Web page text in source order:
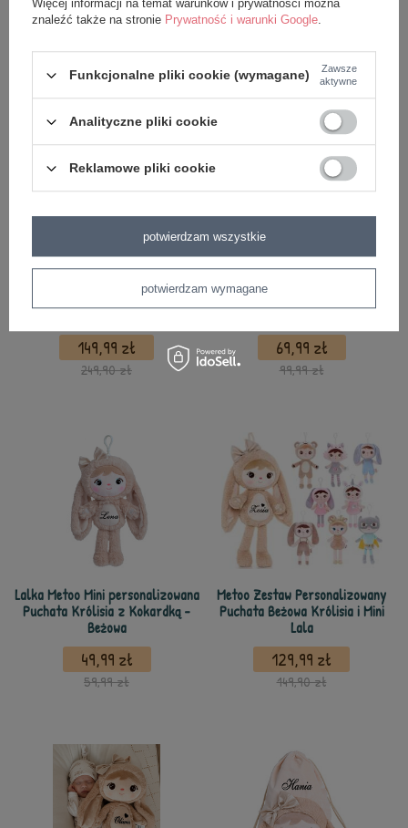
z tej samej serii
Metoo Zestaw Personalizowany
Beżowa Puchata Królisia i
149,99 zł
249,90 zł
Torebka Metoo Tote Bag
personalizowana Puchata Beżowa
69,99 zł
99,99 zł
Lalka Metoo Mini personalizowana
Puchata Królisia z Kokardką -
Beżowa
49,99 zł
59,99 zł
Metoo Zestaw Personalizowany
Puchata Beżowa Królisia i Mini
Lala
129,99 zł
149,90 zł
Więcej informacji na temat warunków i prywatności można
znaleźć także na stronie Prywatność i warunki Google.
Funkcjonalne pliki cookie (wymagane)
Zawsze
aktywne
Analityczne pliki cookie
Reklamowe pliki cookie
potwierdzam wymagane
potwierdzam wszystkie